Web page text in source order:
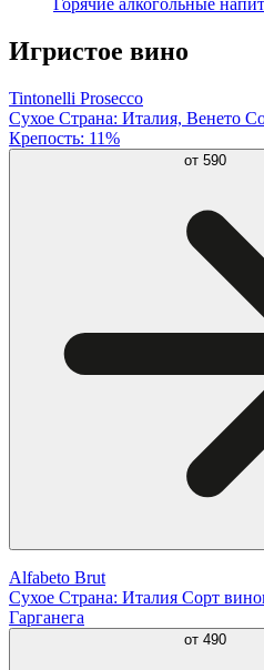
Горячие алкогольные
Игристое вино
Tintonelli Prosecco
Сухое Страна: Италия, Венето
Крепость: 11%
от 590
Alfabeto Brut
Сухое Страна: Италия Сорт
Гарганега
от 490